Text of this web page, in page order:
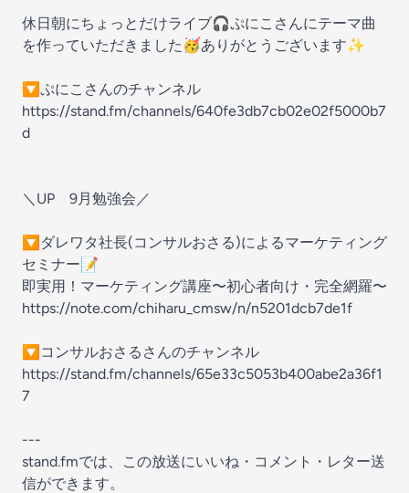
休日朝にちょっとだけライブ🎧️ぷにこさんにテーマ曲
を作っていただきました🥳ありがとうございます✨
🔽ぷにこさんのチャンネル
https://stand.fm/channels/640fe3db7cb02e02f5000b7
d
＼UP 9月勉強会／
🔽ダレワタ社長(コンサルおさる)によるマーケティング
セミナー📝
即実用！マーケティング講座〜初心者向け・完全網羅〜
https://note.com/chiharu_cmsw/n/n5201dcb7de1f
🔽コンサルおさるさんのチャンネル
https://stand.fm/channels/65e33c5053b400abe2a36f1
7
---
stand.fmでは、この放送にいいね・コメント・レター送
信ができます。